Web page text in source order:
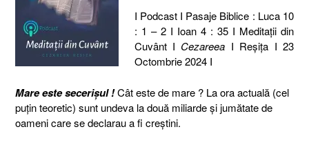
I Podcast I Pasaje Biblice : Luca 10
: 1 – 2 I Ioan 4 : 35 I Meditaţii din
Cuvânt I Cezareea I Reşiţa I 23
Octombrie 2024 I
Mare este secerișul !Cât este de mare ? La ora actuală (cel
puțin teoretic) sunt undeva la două miliarde și jumătate de
oameni care se declarau a fi creștini.